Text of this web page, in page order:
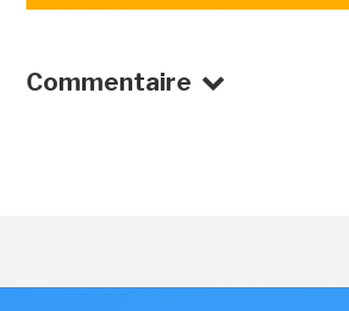
Commentaire